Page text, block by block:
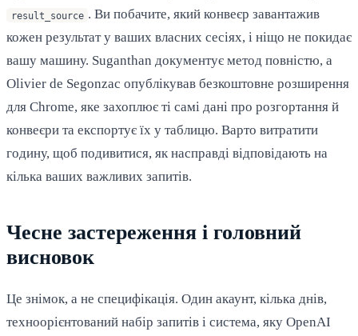
result_source . Ви побачите, який конвеєр завантажив
кожен результат у ваших власних сесіях, і ніщо не покидає
вашу машину. Suganthan документує метод повністю, а
Olivier de Segonzac опублікував безкоштовне розширення
для Chrome, яке захоплює ті самі дані про розгортання й
конвеєри та експортує їх у таблицю. Варто витратити
годину, щоб подивитися, як насправді відповідають на
кілька ваших важливих запитів.
Чесне застереження і головний
висновок
Це знімок, а не специфікація. Один акаунт, кілька днів,
техноорієнтований набір запитів і система, яку OpenAI